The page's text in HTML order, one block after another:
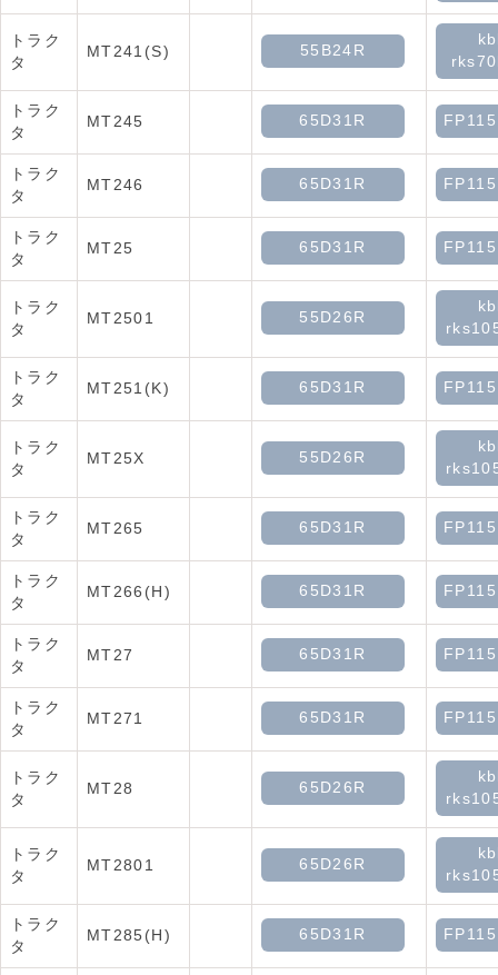
トラク
タ
MT241(S) 55B24R
トラク
タ
MT245 65D31R
トラク
タ
MT246 65D31R
トラク
タ
MT25 65D31R
トラク
タ
MT2501 55D26R
トラク
タ
MT251(K) 65D31R
トラク
タ
MT25X 55D26R
トラク
タ
MT265 65D31R
トラク
タ
MT266(H) 65D31R
トラク
タ
MT27 65D31R
トラク
タ
MT271 65D31R
トラク
タ
MT28 65D26R
トラク
タ
MT2801 65D26R
トラク
タ
MT285(H) 65D31R